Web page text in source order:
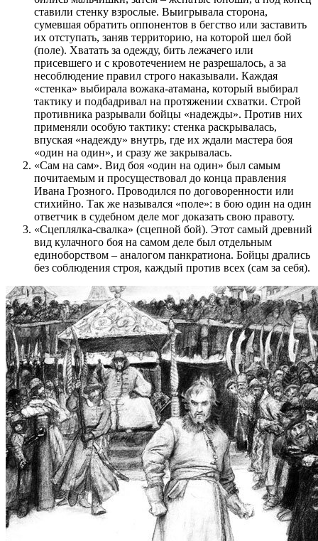
ставили стенку взрослые. Выигрывала сторона,
сумевшая обратить оппонентов в бегство или заставить
их отступать, заняв территорию, на которой шел бой
(поле). Хватать за одежду, бить лежачего или
присевшего и с кровотечением не разрешалось, а за
несоблюдение правил строго наказывали. Каждая
«стенка» выбирала вожака-атамана, который выбирал
тактику и подбадривал на протяжении схватки. Строй
противника разрывали бойцы «надежды». Против них
применяли особую тактику: стенка раскрывалась,
впуская «надежду» внутрь, где их ждали мастера боя
«один на один», и сразу же закрывалась.
«Сам на сам». Вид боя «один на один» был самым
почитаемым и просуществовал до конца правления
Ивана Грозного. Проводился по договоренности или
стихийно. Так же назывался «поле»: в бою один на один
ответчик в судебном деле мог доказать свою правоту.
«Сцеплялка-свалка» (сцепной бой). Этот самый древний
вид кулачного боя на самом деле был отдельным
единоборством – аналогом панкратиона. Бойцы дрались
без соблюдения строя, каждый против всех (сам за себя).